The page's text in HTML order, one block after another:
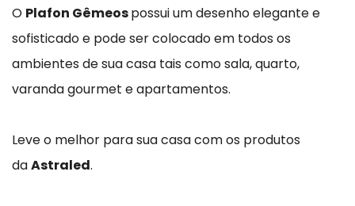
O Plafon Gêmeospossui um desenho elegante e
sofisticado e pode ser colocado em todos os
ambientes de sua casa tais como sala, quarto,
varanda gourmet e apartamentos.
Leve o melhor para sua casa com os produtos
daAstraled.